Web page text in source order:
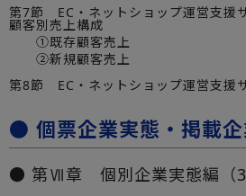
第7節 EC・ネットショップ運営支援
顧客別売上構成
①既存顧客売上
②新規顧客売上
第8節 EC・ネットショップ運営支援
● 個票企業実態・掲載企
● 第Ⅶ章 個別企業実態編（